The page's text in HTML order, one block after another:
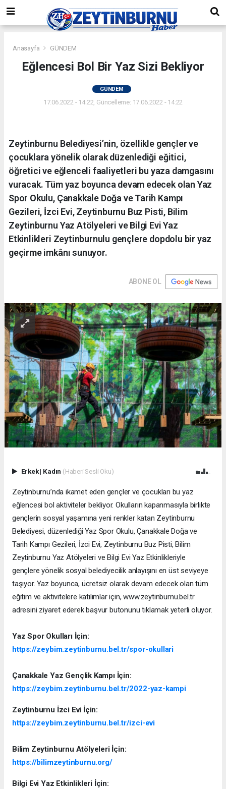
Anasayfa GÜNDEM
Eğlencesi Bol Bir Yaz Sizi Bekliyor
GÜNDEM
17.06.2022 - 14:22, Güncelleme: 17.06.2022 - 14:22
Zeytinburnu Belediyesi’nin, özellikle gençler ve
çocuklara yönelik olarak düzenlediği eğitici,
öğretici ve eğlenceli faaliyetleri bu yaza damgasını
vuracak. Tüm yaz boyunca devam edecek olan Yaz
Spor Okulu, Çanakkale Doğa ve Tarih Kampı
Gezileri, İzci Evi, Zeytinburnu Buz Pisti, Bilim
Zeytinburnu Yaz Atölyeleri ve Bilgi Evi Yaz
Etkinlikleri Zeytinburnulu gençlere dopdolu bir yaz
geçirme imkânı sunuyor.
ABONE OL
Erkek| Kadın (Haberi Sesli Oku)
Zeytinburnu’nda ikamet eden gençler ve çocukları bu yaz
eğlencesi bol aktiviteler bekliyor. Okulların kapanmasıyla birlikte
gençlerin sosyal yaşamına yeni renkler katan Zeytinburnu
Belediyesi, düzenlediği Yaz Spor Okulu, Çanakkale Doğa ve
Tarih Kampı Gezileri, İzci Evi, Zeytinburnu Buz Pisti, Bilim
Zeytinburnu Yaz Atölyeleri ve Bilgi Evi Yaz Etkinlikleriyle
gençlere yönelik sosyal belediyecilik anlayışını en üst seviyeye
taşıyor. Yaz boyunca, ücretsiz olarak devam edecek olan tüm
eğitim ve aktivitelere katılımlar için, www.zeytinburnu.bel.tr
adresini ziyaret ederek başvur butonunu tıklamak yeterli oluyor.
Yaz Spor Okulları İçin:
https://zeybim.zeytinburnu.bel.tr/spor-okullari
Çanakkale Yaz Gençlik Kampı İçin:
https://zeybim.zeytinburnu.bel.tr/2022-yaz-kampi
Zeytinburnu İzci Evi İçin:
https://zeybim.zeytinburnu.bel.tr/izci-evi
Bilim Zeytinburnu Atölyeleri İçin:
https://bilimzeytinburnu.org/
Bilgi Evi Yaz Etkinlikleri İçin: